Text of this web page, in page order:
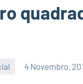
4 Novembro,